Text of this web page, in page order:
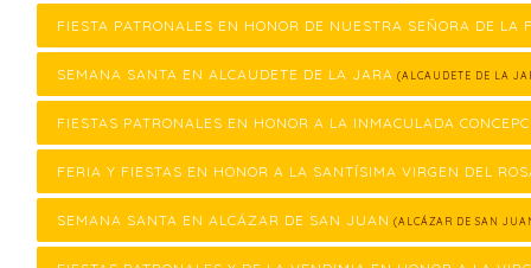
FIESTA PATRONALES EN HONOR DE NUESTRA SEÑORA DE LA
SEMANA SANTA EN ALCAUDETE DE LA JARA (ALCAUDETE DE LA
FIESTAS PATRONALES EN HONOR A LA INMACULADA
FERIA Y FIESTAS EN HONOR A LA SANTÍSIMA VIRGEN DEL
SEMANA SANTA EN ALCÁZAR DE SAN JUAN (ALCÁZAR DE SAN